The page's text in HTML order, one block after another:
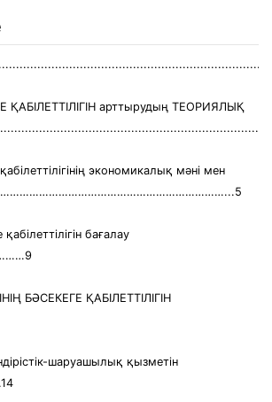
ҚАБІЛЕТТІЛІГІН арттырудың ТЕОРИЯЛЫҚ
экономикалық мәні мен
бағалау
БӘСЕКЕГЕ ҚАБІЛЕТТІЛІГІН
шаруашылық қызметін